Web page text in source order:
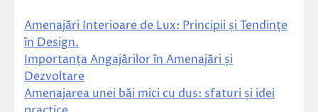
Amenajări Interioare de Lux: Principii și Tendințe
în Design.
Importanța Angajărilor în Amenajări și
Dezvoltare
Amenajarea unei băi mici cu dus: sfaturi și idei